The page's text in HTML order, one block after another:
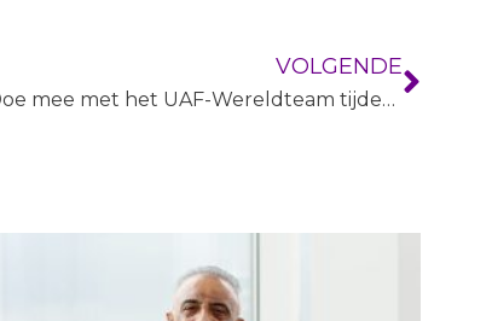
VOLGENDE
Doe mee met het UAF-Wereldteam tijdens de 4Daagse 2025!